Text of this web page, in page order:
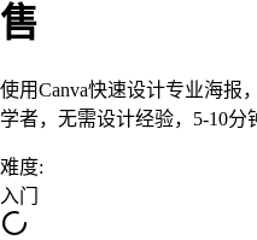
售
使用Canva快速设计专业海报
学者，无需设计经验，5-10分
难度:
入门